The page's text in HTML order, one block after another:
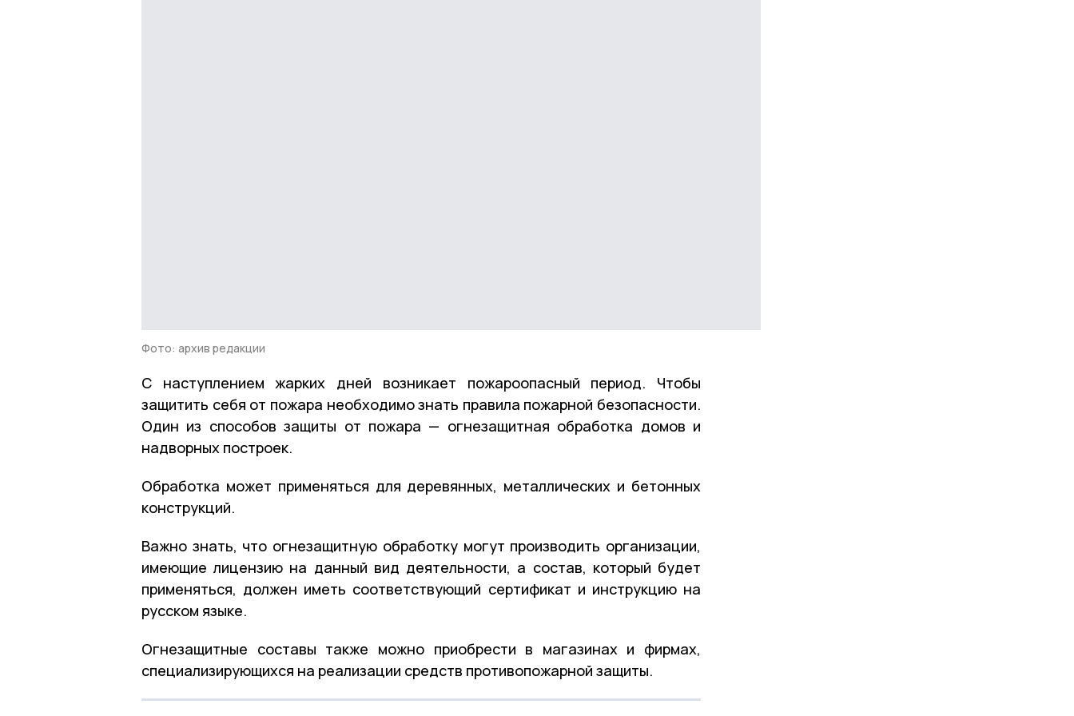
Фото: архив редакции
С наступлением жарких дней возникает пожароопасный период. Чтобы
защитить себя от пожара необходимо знать правила пожарной безопасности.
Один из способов защиты от пожара — огнезащитная обработка домов и
надворных построек.
Обработка может применяться для деревянных, металлических и бетонных
конструкций.
Важно знать, что огнезащитную обработку могут производить организации,
имеющие лицензию на данный вид деятельности, а состав, который будет
применяться, должен иметь соответствующий сертификат и инструкцию на
русском языке.
Огнезащитные составы также можно приобрести в магазинах и фирмах,
специализирующихся на реализации средств противопожарной защиты.